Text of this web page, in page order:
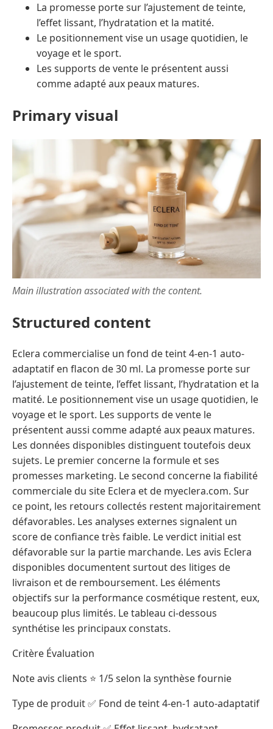
La promesse porte sur l’ajustement de teinte,
l’effet lissant, l’hydratation et la matité.
Le positionnement vise un usage quotidien, le
voyage et le sport.
Les supports de vente le présentent aussi
comme adapté aux peaux matures.
Primary visual
Main illustration associated with the content.
Structured content
Eclera commercialise un fond de teint 4-en-1 auto-
adaptatif en flacon de 30 ml. La promesse porte sur
l’ajustement de teinte, l’effet lissant, l’hydratation et la
matité. Le positionnement vise un usage quotidien, le
voyage et le sport. Les supports de vente le
présentent aussi comme adapté aux peaux matures.
Les données disponibles distinguent toutefois deux
sujets. Le premier concerne la formule et ses
promesses marketing. Le second concerne la fiabilité
commerciale du site Eclera et de myeclera.com. Sur
ce point, les retours collectés restent majoritairement
défavorables. Les analyses externes signalent un
score de confiance très faible. Le verdict initial est
défavorable sur la partie marchande. Les avis Eclera
disponibles documentent surtout des litiges de
livraison et de remboursement. Les éléments
objectifs sur la performance cosmétique restent, eux,
beaucoup plus limités. Le tableau ci-dessous
synthétise les principaux constats.
Critère Évaluation
Note avis clients ⭐ 1/5 selon la synthèse fournie
Type de produit ✅ Fond de teint 4-en-1 auto-adaptatif